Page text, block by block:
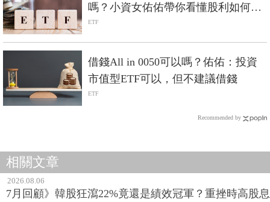
嗎？小資女佑佑帶你看懂股利如何申
報所得稅最划算？-Smart智富ETF研
究室
ETF
借錢All in 0050可以嗎？佑佑：投資
市值型ETF可以，但不建議借錢
ETF
Recommended by
相關文章
2026.08.06
7月回顧》韓股狂瀉22%竟還是績效冠軍？重挫時高股息